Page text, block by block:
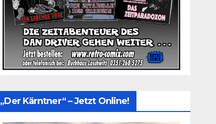
„Der Kärntner“ – Jetzt Online!